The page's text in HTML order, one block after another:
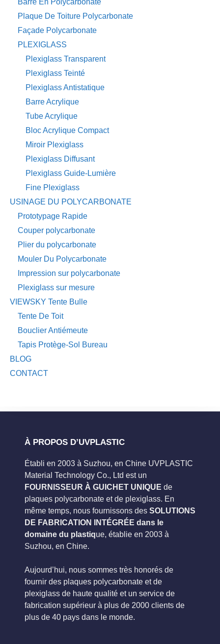
Barre En Polycarbonate
Plaque De Toiture Polycarbonate
Façade Polycarbonate
PLEXIGLASS
Plexiglass Transparent
Plexiglass Teinté
Plexiglass Antistatique
Barre Acrylique
Tube Acrylique
Bloc Acrylique Compact
Miroir Plexiglass
Plexiglass Diffusant
Plexiglass Guide-Lumière
Fine Plexiglass
USINAGE DU POLYCARBONATE
Prototypage Rapide
Couper polycarbonate
Plier du polycarbonate
Mouler Du Polycarbonate
Impression sur polycarbonate
Plexiglass sur mesure
VIEWSKY Tente Bulle
Tente De Toit
Bouclier Antiémeute
Tapis Protège-Sol Bureau
BLOG
CONTACT
À PROPOS D’UVPLASTIC
Établi en 2003 à Suzhou, en Chine UVPLASTIC
Material Technology Co., Ltd est un
FOURNISSEUR À GUICHET UNIQUE de
plaques polycarbonate et de plexiglass. En
même temps, nous fournissons des SOLUTIONS
DE FABRICATION INTÉGRÉE dans le
domaine du plastique, établie en 2003 à
Suzhou, en Chine.
Aujourd’hui, nous sommes très honorés de
fournir des plaques polycarbonate et de
plexiglass de haute qualité et un service de
fabrication supérieur à plus de 2000 clients de
plus de 40 pays dans le monde.